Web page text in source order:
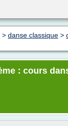
> danse classique >
: cours